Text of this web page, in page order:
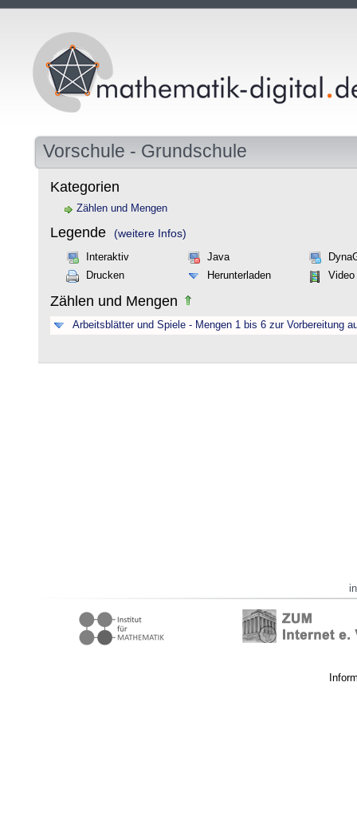
Vorschule - Grundschule
Kategorien
Zählen und Mengen
Legende (weitere Infos)
Interaktiv Java
Drucken
Herunterladen Video
Zählen und Mengen
Arbeitsblätter und Spiele - Mengen 1 bis 6 zur Vorbereitung